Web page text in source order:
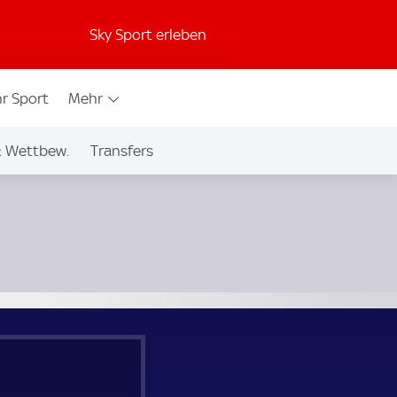
Sky Sport erleben
Sport Mehr
Wettbew. Transfers